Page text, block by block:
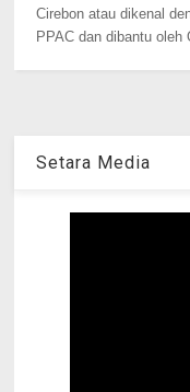
Cirebon atau dikenal
PPAC dan dibantu oleh
Setara Media